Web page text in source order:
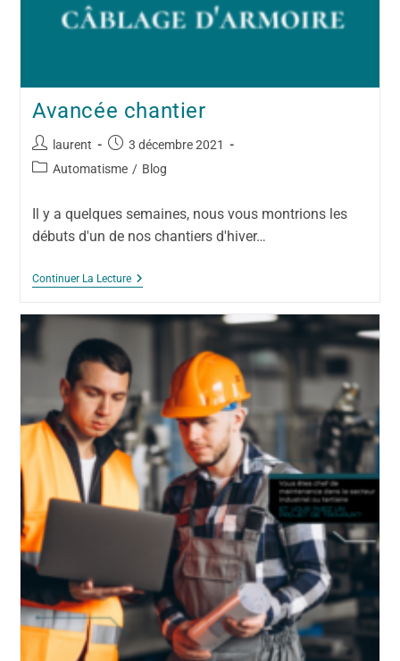
Avancée chantier
laurent
3 décembre 2021
Automatisme / Blog
Il y a quelques semaines, nous vous montrions les
débuts d'un de nos chantiers d'hiver…
Continuer La Lecture